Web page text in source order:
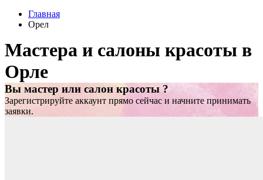
Главная
Орел
Мастера и салоны красоты в
Орле
Вы мастер или салон красоты ?
Зарегистрируйте аккаунт прямо сейчас и начните принимать
заявки.